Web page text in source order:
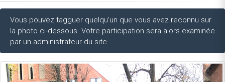
Vous pouvez tagguer quelqu'un que vous avez reconnu sur
la photo ci-dessous. Votre participation sera alors examinée
par un administrateur du site.